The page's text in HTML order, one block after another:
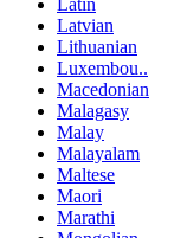
Latin
Latvian
Lithuanian
Luxembou..
Macedonian
Malagasy
Malay
Malayalam
Maltese
Maori
Marathi